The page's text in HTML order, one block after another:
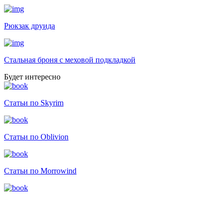
Рюкзак друида
Стальная броня с меховой подкладкой
Будет интересно
Статьи по Skyrim
Статьи по Oblivion
Статьи по Morrowind